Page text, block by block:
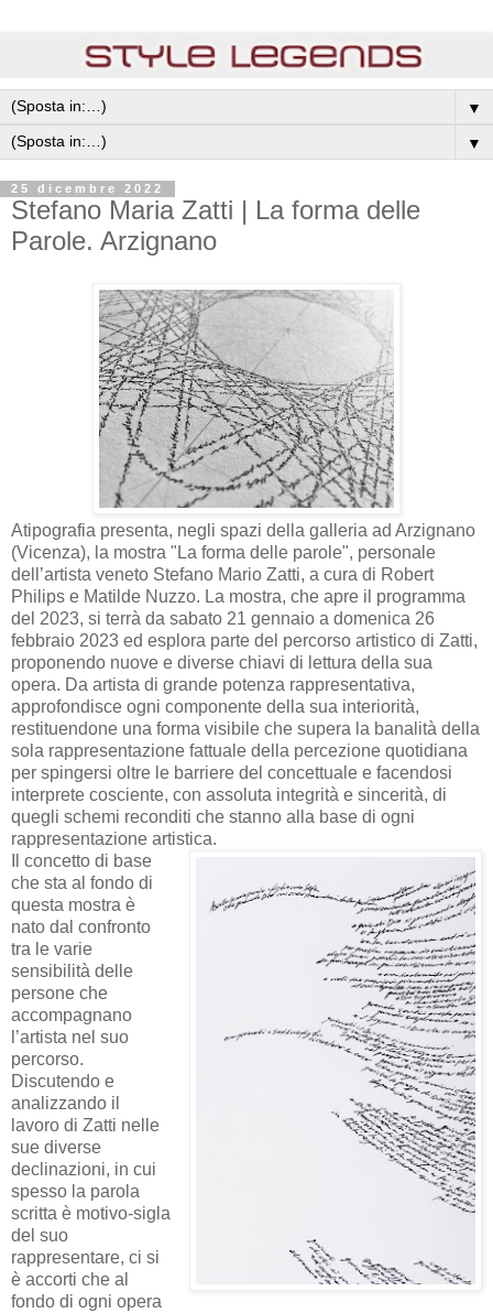
▼
▼
25 dicembre 2022
Stefano Maria Zatti | La forma delle
Parole. Arzignano
Atipografia presenta, negli spazi della galleria ad Arzignano
(Vicenza), la mostra "La forma delle parole", personale
dell’artista veneto Stefano Mario Zatti, a cura di Robert
Philips e Matilde Nuzzo. La mostra, che apre il programma
del 2023, si terrà da sabato 21 gennaio a domenica 26
febbraio 2023 ed esplora parte del percorso artistico di Zatti,
proponendo nuove e diverse chiavi di lettura della sua
opera. Da artista di grande potenza rappresentativa,
approfondisce ogni componente della sua interiorità,
restituendone una forma visibile che supera la banalità della
sola rappresentazione fattuale della percezione quotidiana
per spingersi oltre le barriere del concettuale e facendosi
interprete cosciente, con assoluta integrità e sincerità, di
quegli schemi reconditi che stanno alla base di ogni
rappresentazione artistica.
Il concetto di base
che sta al fondo di
questa mostra è
nato dal confronto
tra le varie
sensibilità delle
persone che
accompagnano
l’artista nel suo
percorso.
Discutendo e
analizzando il
lavoro di Zatti nelle
sue diverse
declinazioni, in cui
spesso la parola
scritta è motivo-sigla
del suo
rappresentare, ci si
è accorti che al
fondo di ogni opera